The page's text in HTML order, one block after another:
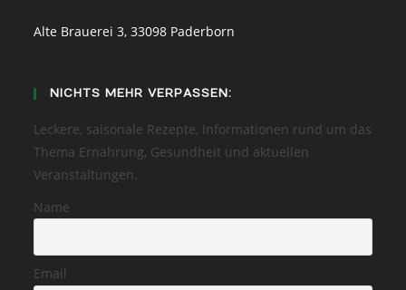
Alte Brauerei 3, 33098 Paderborn
NICHTS MEHR VERPASSEN:
Leckere, saisonale Rezepte, Informationen rund um das
Thema Ernährung, Gesundheit und aktuellen
Veranstaltungen.
Name
Email